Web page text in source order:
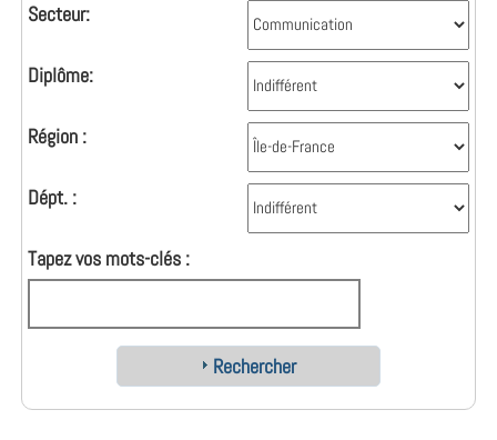
Secteur:
Diplôme:
Région :
Dépt. :
Tapez vos mots-clés :
Rechercher